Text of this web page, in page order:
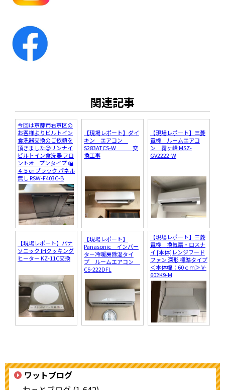
関連記事
今回は京都市右京区の
お客様よりビルトイン
食洗器交換のご依頼を
頂きました😊リンナイ
ビルトイン食洗器 フロ
ントオープンタイプ 幅
４５㎝ ブラック パネル
無し RSW-F403C-B
【現場レポート】ダイ
キン エアコン
S283ATCS-W 交
換工事
【現場レポ―ト】三菱
電機 ルームエアコ
ン 霧ヶ峰 MSZ-
GV2222-W
【現場レポート】パナ
ソニック IHクッキング
ヒーター KZ-11C交換
【現場レポート】
Panasonic インバー
ター冷暖房除湿タイ
プ ルームエアコン
CS-222DFL
【現場レポート】三菱
電機 換気扇・ロスナ
イ [本体]レンジフード
ファン 深形 標準タイプ
＜本体幅：60ｃｍ＞ V-
602K9-M
ワットブログ